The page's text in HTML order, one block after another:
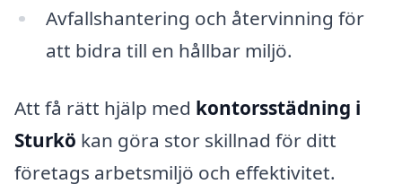
Avfallshantering och återvinning för
att bidra till en hållbar miljö.
Att få rätt hjälp med kontorsstädning i
Sturkö kan göra stor skillnad för ditt
företags arbetsmiljö och effektivitet.